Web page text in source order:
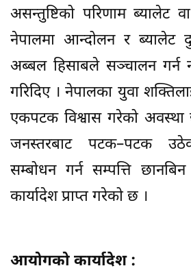
असन्तुष्टिको परिणाम ब्यालेट
नेपालमा आन्दोलन र ब्यालेट
अब्बल हिसाबले सञ्चालन गर्न
गरिदिए । नेपालका युवा
एकपटक विश्वास गरेको अवस्था
जनस्तरबाट पटक–पटक
सम्बोधन गर्न सम्पत्ति
कार्यादेश प्राप्त गरेको छ ।
आयोगको कार्यादेश :